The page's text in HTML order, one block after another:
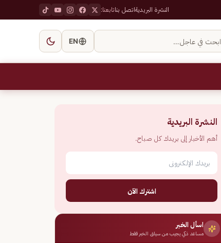
النشرة البريديةاتصل بناتابعنا:
ابحث في عاجل… EN
النشرة البريدية
أهم الأخبار إلى بريدك كل صباح.
اشترك الآن
اسأل الخبر
مساعد ذكي يجيب من سياق الخبر فقط